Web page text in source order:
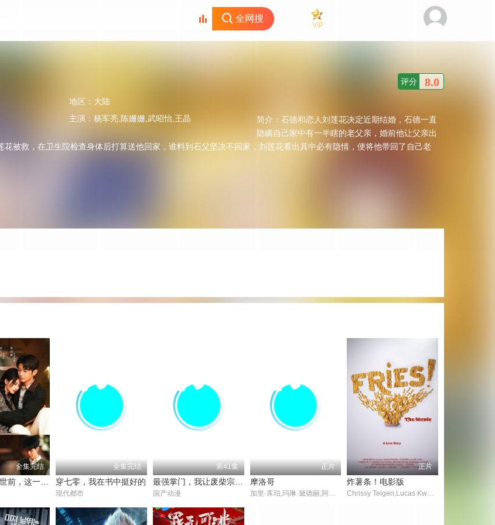
全网搜
VIP
评分 8.0
地区： 大陆
主演： 杨军亮,陈姗姗,武昭怡,王晶 简介： 石德和恋人刘莲花决定近期结婚，石德一直
隐瞒自己家中有一半瞎的老父亲，婚前他让父亲出
花被救，在卫生院检查身体后打算送他回家，谁料到石父坚决不回家，刘莲花看出其中必有隐情，便将他带回了自己老
全集完结 全集完结
穿七零，我在书中挺好的
现代都市
第41集
最强掌门，我让废柴宗门碾压三界
国产动漫
正片
摩洛哥
加里·库珀,玛琳·黛德丽,阿道夫·门吉欧,Ullrich Haupt,Eve Southern,弗朗西斯·麦克唐纳,保罗·波尔卡西,埃米尔·肖塔尔,朱丽叶·康普顿,Albert Conti,托马斯·柯伦,特蕾莎.哈里斯,Lillian Savin,Harry Schultz,Philip Sleeman,米哈伊尔·维萨罗夫
正片
炸薯条！电影版